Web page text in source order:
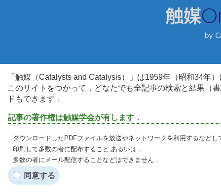
「触媒（Catalysts and Catalysis）」は1959年（昭和34年
このサイトをつかって，どなたでも全記事の検索と結果（
ドもできます．
記事の著作権は触媒学会が有します．
ダウンロードしたPDFファイルを放送やネットワークを利用するなど
印刷して多数の者に配布すること,あるいは，
多数の者にメール配信することなどはできません．
同意する